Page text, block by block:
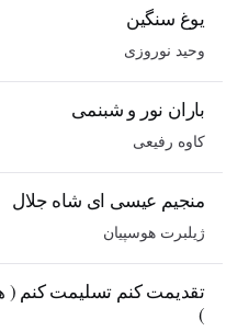
یوغ سنگین
وحید نوروزی
باران نور و شبنمی
کاوه رفیعی
منجیم عیسی ای شاه جلال
ژیلبرت هوسپیان
تقدیمت کنم تسلیمت کنم (
)